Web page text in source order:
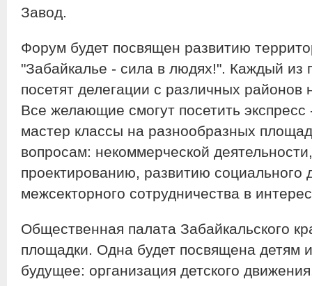
Завод.
Форум будет посвящен развитию
"Забайкалье - сила в людях!". Каждый из
посетят делегации с различных районов
Все желающие смогут посетить
мастер классы на разнообразных
вопросам: некоммерческой
проектированию, развитию социального
межсекторного сотрудничества в
Общественная палата Забайкальского
площадки. Одна будет посвящена детям
будущее: организация детского